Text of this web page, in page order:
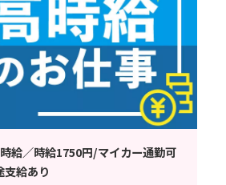
時給／時給1750円/マイカー通勤可
給あり